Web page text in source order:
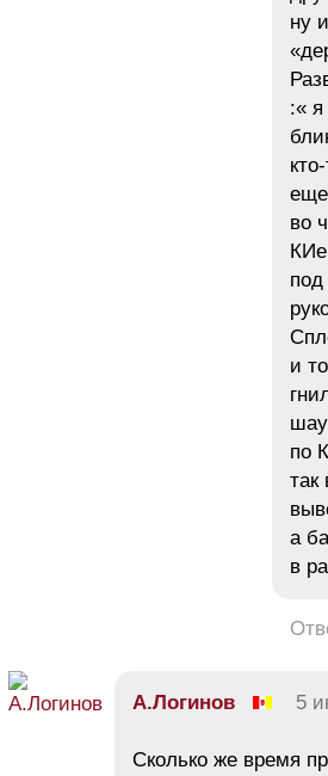
ну
:«
во
и
по
так
а
в
А.Логинов 5
Сколько же время